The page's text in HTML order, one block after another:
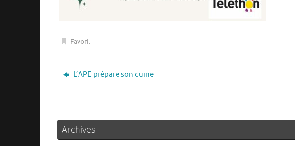
Favori.
L’APE prépare son quine
Archives